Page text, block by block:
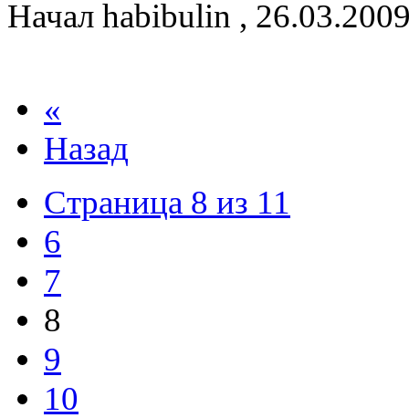
Начал habibulin ,
«
Назад
Страница 8 из 11
6
7
8
9
10